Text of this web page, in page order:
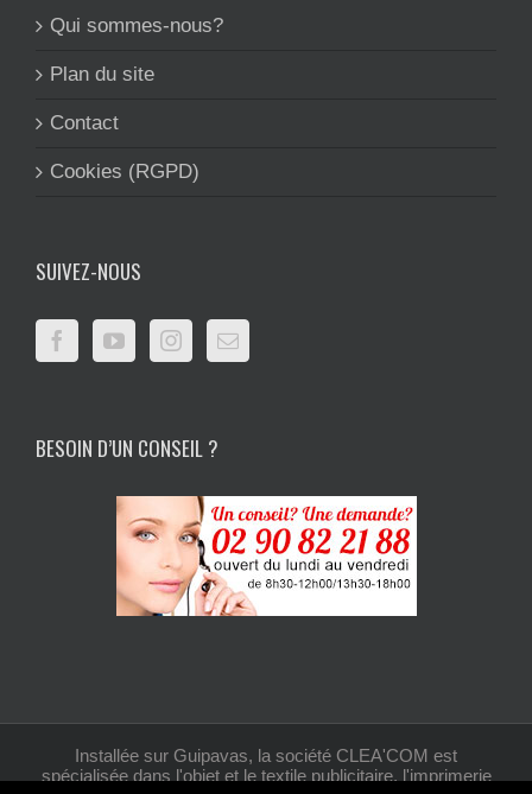
Qui sommes-nous?
Plan du site
Contact
Cookies (RGPD)
SUIVEZ-NOUS
BESOIN D’UN CONSEIL ?
Installée sur Guipavas, la société CLEA'COM est
spécialisée dans l'objet et le textile publicitaire, l'imprimerie